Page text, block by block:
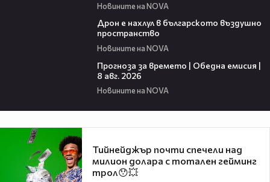
Новините на NOVA
Дрон е нахлул в българското въздушно
пространство
Новините на NOVA
Прогноза за времето | Обедна емисия |
8 авг. 2026
Новините на NOVA
Тийнейджър почти спечели над
милион долара с тотален гейминг
трол😯💥